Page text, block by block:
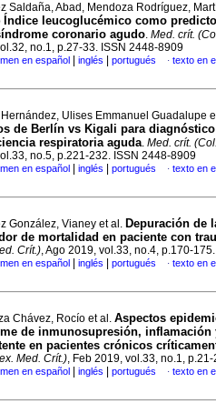
Saldaña, Abad, Mendoza Rodríguez,
Índice leucoglucémico como
coronario agudo. Med. crít.
no.1, p.27-33. ISSN 2448-8909
en español inglés portugués · texto en
Hernández, Ulises Emmanuel Guadalupe
de Berlín vs Kigali para
respiratoria aguda. Med. crít.
no.5, p.221-232. ISSN 2448-8909
en español inglés portugués · texto en
González, Vianey et al. Depuración de
de mortalidad en paciente con
Crít.), Ago 2019, vol.33, no.4, p.170-
en español inglés portugués · texto en
Chávez, Rocío et al. Aspectos
de inmunosupresión, inflamación
en pacientes crónicos
Med. Crít.), Feb 2019, vol.33, no.1,
en español inglés portugués · texto en